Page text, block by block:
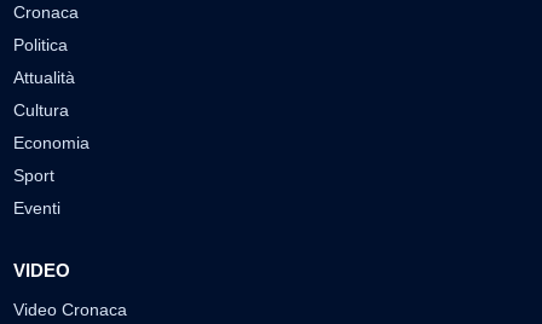
Cronaca
Politica
Attualità
Cultura
Economia
Sport
Eventi
VIDEO
Video Cronaca